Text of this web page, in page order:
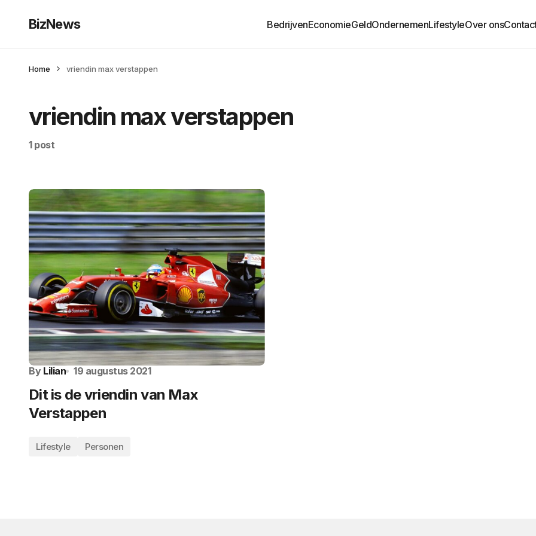
BizNews BedrijvenEconomieGeldOndernemenLifestyleOver ons
Home vriendin max verstappen
vriendin max verstappen
1 post
By Lilian 19 augustus 2021
Dit is de vriendin van Max
Verstappen
Lifestyle Personen